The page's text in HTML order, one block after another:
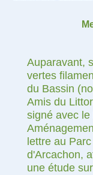
Auparavant,
vertes
du Bassin
Amis du
signé avec
lettre au
d'Arcachon,
une étude